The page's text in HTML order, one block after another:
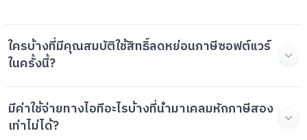
ใครบ้างที่มีคุณสมบัติใช้สิทธิ์ลดหย่อนภาษีซอฟต์แวร์
ในครั้งนี้?
มีค่าใช้จ่ายทางไอทีอะไรบ้างที่นำมาเคลมหักภาษีสอง
เท่าไม่ได้?